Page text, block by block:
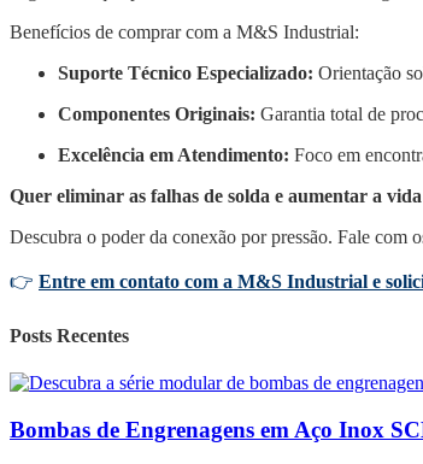
Benefícios de comprar com a M&S Industrial:
Suporte Técnico Especializado: Orientação
Componentes Originais: Garantia total de
Excelência em Atendimento: Foco em
Quer eliminar as falhas de solda e aumentar a
Descubra o poder da conexão por pressão. Fale com
👉 Entre em contato com a M&S Industrial e
Posts Recentes
Bombas de Engrenagens em Aço Inox